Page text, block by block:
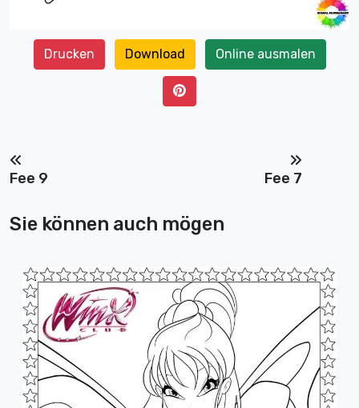
Drucken Download Online ausmalen
Fee 9 Fee 7
Sie können auch mögen